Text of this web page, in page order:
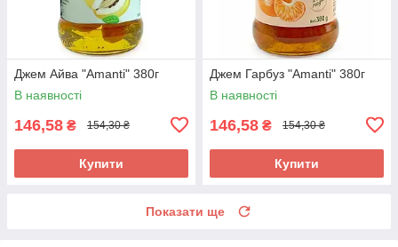
Джем Айва "Amanti" 380г
В наявності
146,58 ₴ 154,30 ₴
Купити
Джем Гарбуз "Amanti" 380г
В наявності
146,58 ₴ 154,30 ₴
Купити
Показати ще